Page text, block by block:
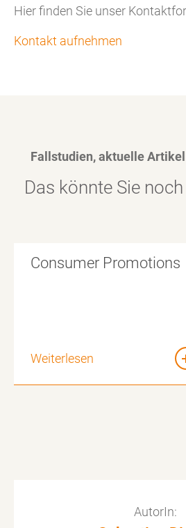
Hier finden Sie unser
Kontakt aufnehmen
Fallstudien, aktuelle
Das könnte Sie
Consumer Promotions
Weiterlesen
AutorIn: